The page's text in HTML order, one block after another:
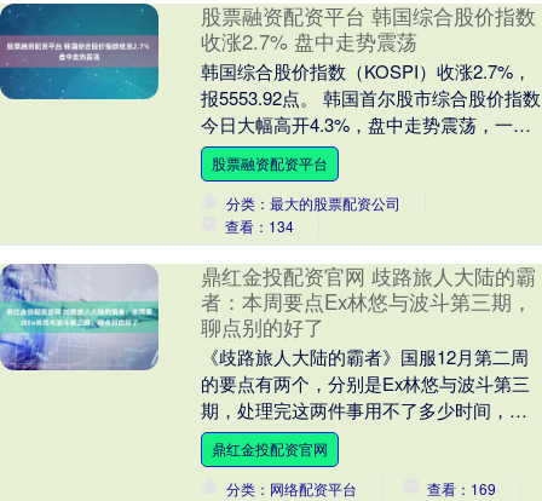
股票融资配资平台 韩国综合股价指数
收涨2.7% 盘中走势震荡
韩国综合股价指数（KOSPI）收涨2.7%，
报5553.92点。 韩国首尔股市综合股价指数
今日大幅高开4.3%，盘中走势震荡，一度
回吐了早盘涨幅。 受中东冲突升....
股票融资配资平台
分类：最大的股票配资公司
查看：134
鼎红金投配资官网 歧路旅人大陆的霸
者：本周要点Ex林悠与波斗第三期，
聊点别的好了
《歧路旅人大陆的霸者》国服12月第二周
的要点有两个，分别是Ex林悠与波斗第三
期，处理完这两件事用不了多少时间，接
下来就是等待下周内容更新；如果本篇内
容到此结束未....
鼎红金投配资官网
分类：网络配资平台
查看：169